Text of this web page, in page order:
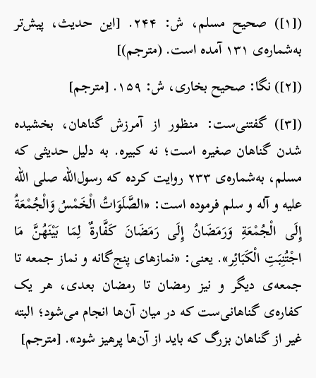
([۱]) صحیح مسلم، ش: ۲۴۴. [این حدیث، پیش‌تر
به‌شماره‌ی ۱۳۱ آمده است. (مترجم)]
([۲]) نگا: صحیح بخاری، ش: ۱۵۹. [مترجم]
([۳]) گفتنی‌ست: منظور از آمرزش گناهان، بخشیده
شدن گناهان صغیره است؛ نه کبیره. به دلیل حدیثی که
مسلم، به‌شماره‌ی ۲۳۳ روایت کرده که رسول‌الله صلی الله
علیه و آله و سلم فرموده است: «الصَّلَوَاتُ الْخَمْسُ وَالْجُمْعَةُ
إِلَى الْجُمْعَةِ وَرَمَضَانُ إِلَى رَمَضَانَ كَفَّارةٌ لِمَا بَيْنَهُنَّ مَا
اجْتُنِبَتِ الْكَبَائِر». یعنی: «نمازهای پنج‌گانه و نماز جمعه تا
جمعه‌ی دیگر و نیز رمضان تا رمضان بعدی، هر یک
کفاره‌ی گناهانی‌ست که در میان آن‌ها انجام می‌شود؛ البته
غیر از گناهان بزرگ که باید از آن‌ها پرهیز شود». [مترجم]